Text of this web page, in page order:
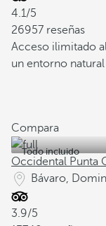
4.1/5
26957 reseñas
Acceso ilimitado
un entorno
Compara
Todo incluido
Occidental Punta
Bávaro,
3.9/5